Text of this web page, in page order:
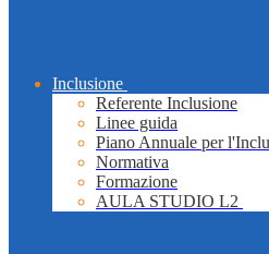
Inclusione
Referente Inclusione
Linee guida
Piano Annuale per
Normativa
Formazione
AULA STUDIO L2